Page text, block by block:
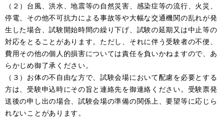
（２）台風、洪水、地震等の自然災害、感染症等の流行、火災、
停電、その他不可抗力による事故等や大幅な交通機関の乱れが発
生した場合、試験開始時間の繰り下げ、試験の延期又は中止等の
対応をとることがあります。ただし、それに伴う受験者の不便、
費用その他の個人的損害については責任を負いかねますので、あ
らかじめ御了承ください。
（３）お体の不自由な方で、試験会場において配慮を必要とする
方は、受験申込時にその旨と連絡先を御連絡ください。受験票発
送後の申し出の場合、試験会場の準備の関係上、要望等に応じら
れないことがあります。